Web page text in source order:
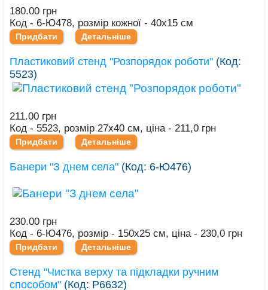
180.00 грн
Код - 6-Ю478, розмір кожної - 40х15 см
Придбати Детальніше
Пластиковий стенд "Розпорядок роботи" (Код:
5523)
211.00 грн
Код - 5523, розмір 27х40 см, ціна - 211,0 грн
Придбати Детальніше
Банери "З днем села" (Код: 6-Ю476)
230.00 грн
Код - 6-Ю476, розмір - 150х25 см, ціна - 230,0 грн
Придбати Детальніше
Стенд "Чистка верху та підкладки ручним
способом" (Код: Р6632)